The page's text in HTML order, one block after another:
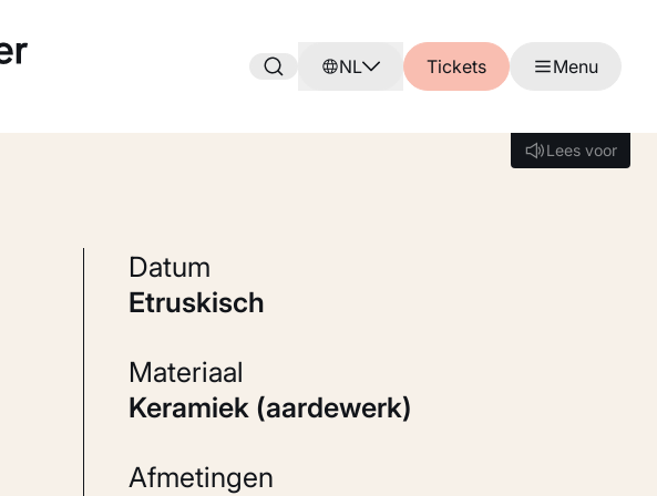
NL Tickets Menu
Lees voor
Lees voor
Datum
Etruskisch
Materiaal
Keramiek (aardewerk)
Afmetingen